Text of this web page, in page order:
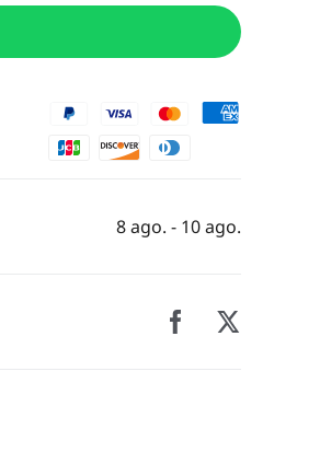
8 ago. - 10 ago.